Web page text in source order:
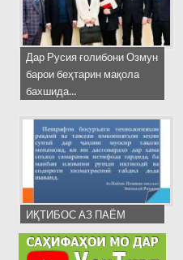
Дар Русия ғолибони Озмун
барои беҳтарин мақола
бахшида...
ИҚТИБОС АЗ ПАЁМ